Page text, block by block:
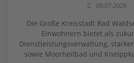
09.07.2026
Die Große Kreisstadt Bad
Einwohnern bietet als
Dienstleistungsverwaltung,
sowie Moorheilbad und